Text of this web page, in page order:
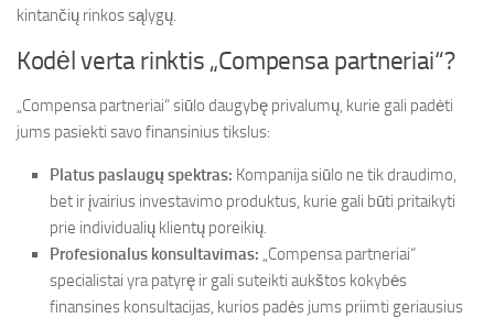
kintančių rinkos sąlygų.
Kodėl verta rinktis „Compensa partneriai“?
„Compensa partneriai“ siūlo daugybę privalumų, kurie gali padėti
jums pasiekti savo finansinius tikslus:
Platus paslaugų spektras: Kompanija siūlo ne tik draudimo,
bet ir įvairius investavimo produktus, kurie gali būti pritaikyti
prie individualių klientų poreikių.
Profesionalus konsultavimas: „Compensa partneriai“
specialistai yra patyrę ir gali suteikti aukštos kokybės
finansines konsultacijas, kurios padės jums priimti geriausius